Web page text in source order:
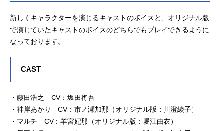
新しくキャラクターを演じるキャストのボイスと、オリジナル版
で演じていたキャストのボイスのどちらでもプレイできるように
なっております。
CAST
・藤田浩之 CV：坂田将吾
・神岸あかり CV：市ノ瀬加那（オリジナル版：川澄綾子）
・マルチ CV：羊宮妃那（オリジナル版：堀江由衣）